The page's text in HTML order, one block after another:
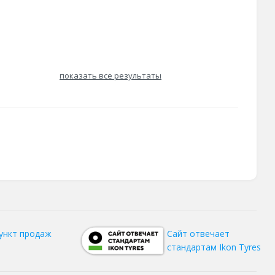
показать все результаты
продаж
Сайт отвечает
стандартам Ikon Tyres